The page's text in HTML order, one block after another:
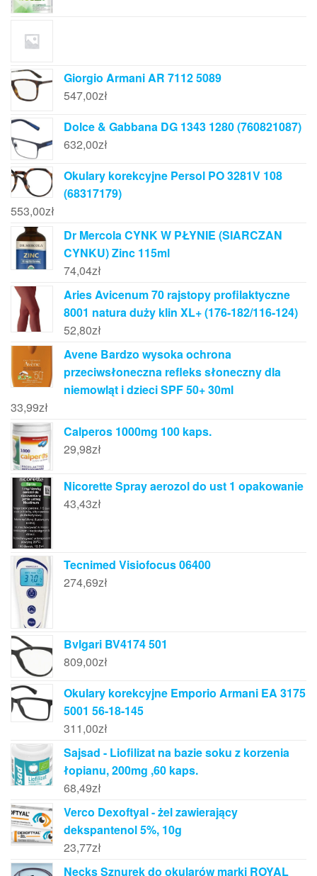
Giorgio Armani AR 7112 5089
547,00zł
Dolce & Gabbana DG 1343 1280 (760821087)
632,00zł
Okulary korekcyjne Persol PO 3281V 108
(68317179)
553,00zł
Dr Mercola CYNK W PŁYNIE (SIARCZAN
CYNKU) Zinc 115ml
74,04zł
Aries Avicenum 70 rajstopy profilaktyczne
8001 natura duży klin XL+ (176-182/116-124)
52,80zł
Avene Bardzo wysoka ochrona
przeciwsłoneczna refleks słoneczny dla
niemowląt i dzieci SPF 50+ 30ml
33,99zł
Calperos 1000mg 100 kaps.
29,98zł
Nicorette Spray aerozol do ust 1 opakowanie
43,43zł
Tecnimed Visiofocus 06400
274,69zł
Bvlgari BV4174 501
809,00zł
Okulary korekcyjne Emporio Armani EA 3175
5001 56-18-145
311,00zł
Sajsad - Liofilizat na bazie soku z korzenia
łopianu, 200mg ,60 kaps.
68,49zł
Verco Dexoftyal - żel zawierający
dekspantenol 5%, 10g
23,77zł
Necks Sznurek do okularów marki ROYAL